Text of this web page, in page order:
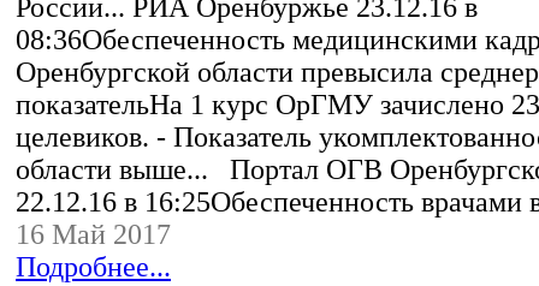
России... РИА Оренбуржье 23.12.16 в
08:36Обеспеченность медицинскими
Оренбургской области превысила
показательНа 1 курс ОрГМУ зачислено
целевиков. - Показатель
области выше... Портал ОГВ
22.12.16 в 16:25Обеспеченность
16 Май 2017
Подробнее...